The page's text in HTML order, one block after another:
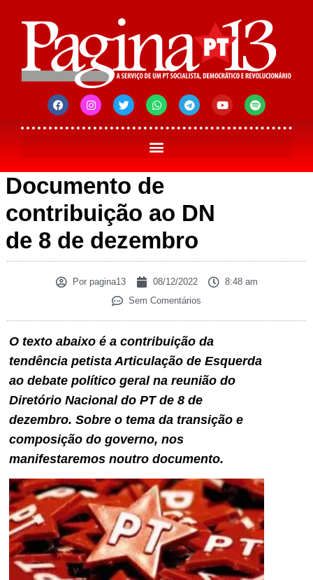
Documento de
contribuição ao DN
de 8 de dezembro
Porpagina13 08/12/2022
8:48 am
Sem Comentários
O texto abaixo é a contribuição da
tendência petista Articulação de Esquerda
ao debate político geral na reunião do
Diretório Nacional do PT de 8 de
dezembro. Sobre o tema da transição e
composição do governo, nos
manifestaremos noutro documento.